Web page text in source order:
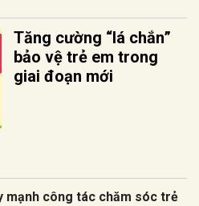
Tăng cường “lá chắn”
bảo vệ trẻ em trong
giai đoạn mới
mạnh công tác chăm sóc trẻ